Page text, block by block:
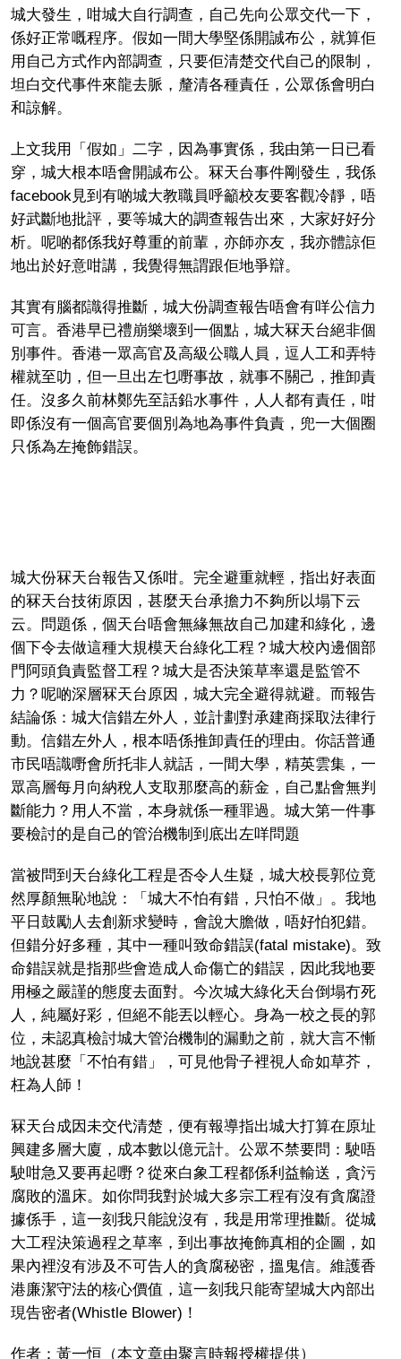
城大發生，咁城大自行調查，自己先向公眾交代一下，
係好正常嘅程序。假如一間大學堅係開誠布公，就算佢
用自己方式作內部調查，只要佢清楚交代自己的限制，
坦白交代事件來龍去脈，釐清各種責任，公眾係會明白
和諒解。
上文我用「假如」二字，因為事實係，我由第一日已看
穿，城大根本唔會開誠布公。冧天台事件剛發生，我係
facebook見到有啲城大教職員呼籲校友要客觀冷靜，唔
好武斷地批評，要等城大的調查報告出來，大家好好分
析。呢啲都係我好尊重的前輩，亦師亦友，我亦體諒佢
地出於好意咁講，我覺得無謂跟佢地爭辯。
其實有腦都識得推斷，城大份調查報告唔會有咩公信力
可言。香港早已禮崩樂壞到一個點，城大冧天台絕非個
別事件。香港一眾高官及高級公職人員，逗人工和弄特
權就至叻，但一旦出左乜嘢事故，就事不關己，推卸責
任。沒多久前林鄭先至話鉛水事件，人人都有責任，咁
即係沒有一個高官要個別為地為事件負責，兜一大個圈
只係為左掩飾錯誤。
城大份冧天台報告又係咁。完全避重就輕，指出好表面
的冧天台技術原因，甚麼天台承擔力不夠所以塌下云
云。問題係，個天台唔會無緣無故自己加建和綠化，邊
個下令去做這種大規模天台綠化工程？城大校內邊個部
門阿頭負責監督工程？城大是否決策草率還是監管不
力？呢啲深層冧天台原因，城大完全避得就避。而報告
結論係：城大信錯左外人，並計劃對承建商採取法律行
動。信錯左外人，根本唔係推卸責任的理由。你話普通
市民唔識嘢會所托非人就話，一間大學，精英雲集，一
眾高層每月向納稅人支取那麼高的薪金，自己點會無判
斷能力？用人不當，本身就係一種罪過。城大第一件事
要檢討的是自己的管治機制到底出左咩問題
當被問到天台綠化工程是否令人生疑，城大校長郭位竟
然厚顏無恥地說：「城大不怕有錯，只怕不做」。我地
平日鼓勵人去創新求變時，會說大膽做，唔好怕犯錯。
但錯分好多種，其中一種叫致命錯誤(fatal mistake)。致
命錯誤就是指那些會造成人命傷亡的錯誤，因此我地要
用極之嚴謹的態度去面對。今次城大綠化天台倒塌冇死
人，純屬好彩，但絕不能丟以輕心。身為一校之長的郭
位，未認真檢討城大管治機制的漏動之前，就大言不慚
地說甚麼「不怕有錯」，可見他骨子裡視人命如草芥，
枉為人師！
冧天台成因未交代清楚，便有報導指出城大打算在原址
興建多層大廈，成本數以億元計。公眾不禁要問：駛唔
駛咁急又要再起嘢？從來白象工程都係利益輸送，貪污
腐敗的溫床。如你問我對於城大多宗工程有沒有貪腐證
據係手，這一刻我只能說沒有，我是用常理推斷。從城
大工程決策過程之草率，到出事故掩飾真相的企圖，如
果內裡沒有涉及不可告人的貪腐秘密，搵鬼信。維護香
港廉潔守法的核心價值，這一刻我只能寄望城大內部出
現告密者(Whistle Blower)！
作者：黃一恒（本文章由聚言時報授權提供）